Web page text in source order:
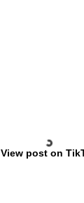
View post on